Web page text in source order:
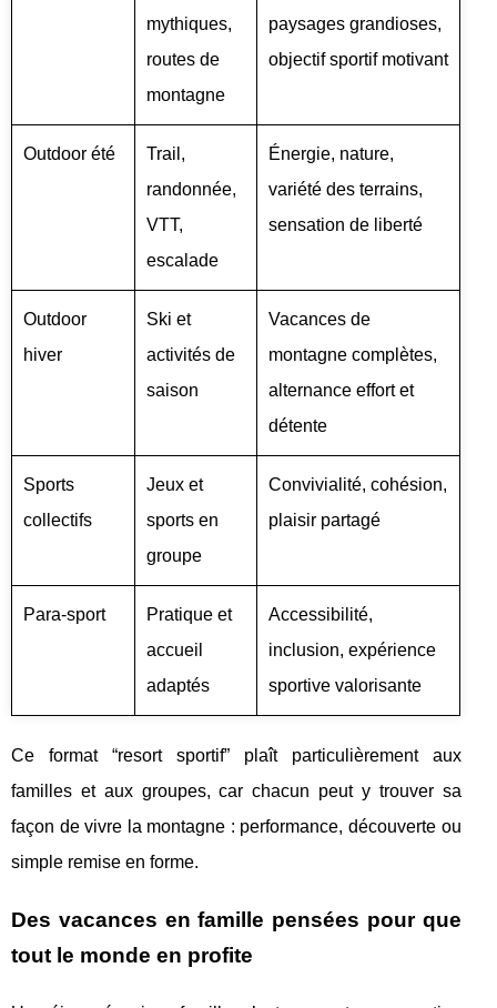
mythiques,
routes de
montagne
paysages grandioses,
objectif sportif motivant
Outdoor été
Trail,
randonnée,
VTT,
escalade
Énergie, nature,
variété des terrains,
sensation de liberté
Outdoor
hiver
Ski et
activités de
saison
Vacances de
montagne complètes,
alternance effort et
détente
Sports
collectifs
Jeux et
sports en
groupe
Convivialité, cohésion,
plaisir partagé
Para-sport
Pratique et
accueil
adaptés
Accessibilité,
inclusion, expérience
sportive valorisante
Ce format “resort sportif” plaît particulièrement aux
familles et aux groupes, car chacun peut y trouver sa
façon de vivre la montagne : performance, découverte ou
simple remise en forme.
Des vacances en famille pensées pour que
tout le monde en profite